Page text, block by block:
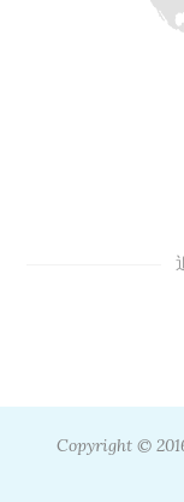
Copyright ©